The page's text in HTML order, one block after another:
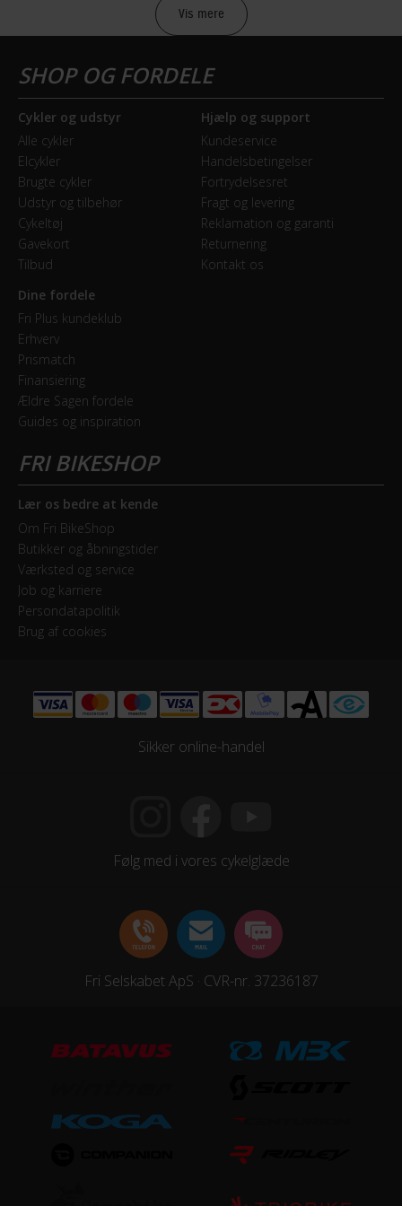
Sikkerheds- og producentinfo
Model år
2018
BREMSER
Bagbremse
Fodbremse
Forbremse
Mekanisk fælgbremse
GEAR
Bagskifter
Shimano Nexus
Geartype
Indvendige gear
Kranksæt
Shimano 36T
Samlet antal gear
1
drejegreb
Affjedring, Mekanisk affjedret
Stelmateriale
Vis mere
Cykler og udstyr
Alle cykler
Elcykler
Brugte cykler
Udstyr og tilbehør
Cykeltøj
Gavekort
Tilbud
Hjælp og support
Kundeservice
Handelsbetingelser
Fortrydelsesret
Fragt og levering
Reklamation og garanti
Returnering
Kontakt os
Dine fordele
Fri Plus kundeklub
Erhverv
Prismatch
Finansiering
Ældre Sagen fordele
Guides og inspiration
Lær os bedre at kende
Om Fri BikeShop
Butikker og åbningstider
Værksted og service
Job og karriere
Persondatapolitik
Brug af cookies
Sikker online-handel
Følg med i vores cykelglæde
Fri Selskabet ApS · CVR-nr. 37236187